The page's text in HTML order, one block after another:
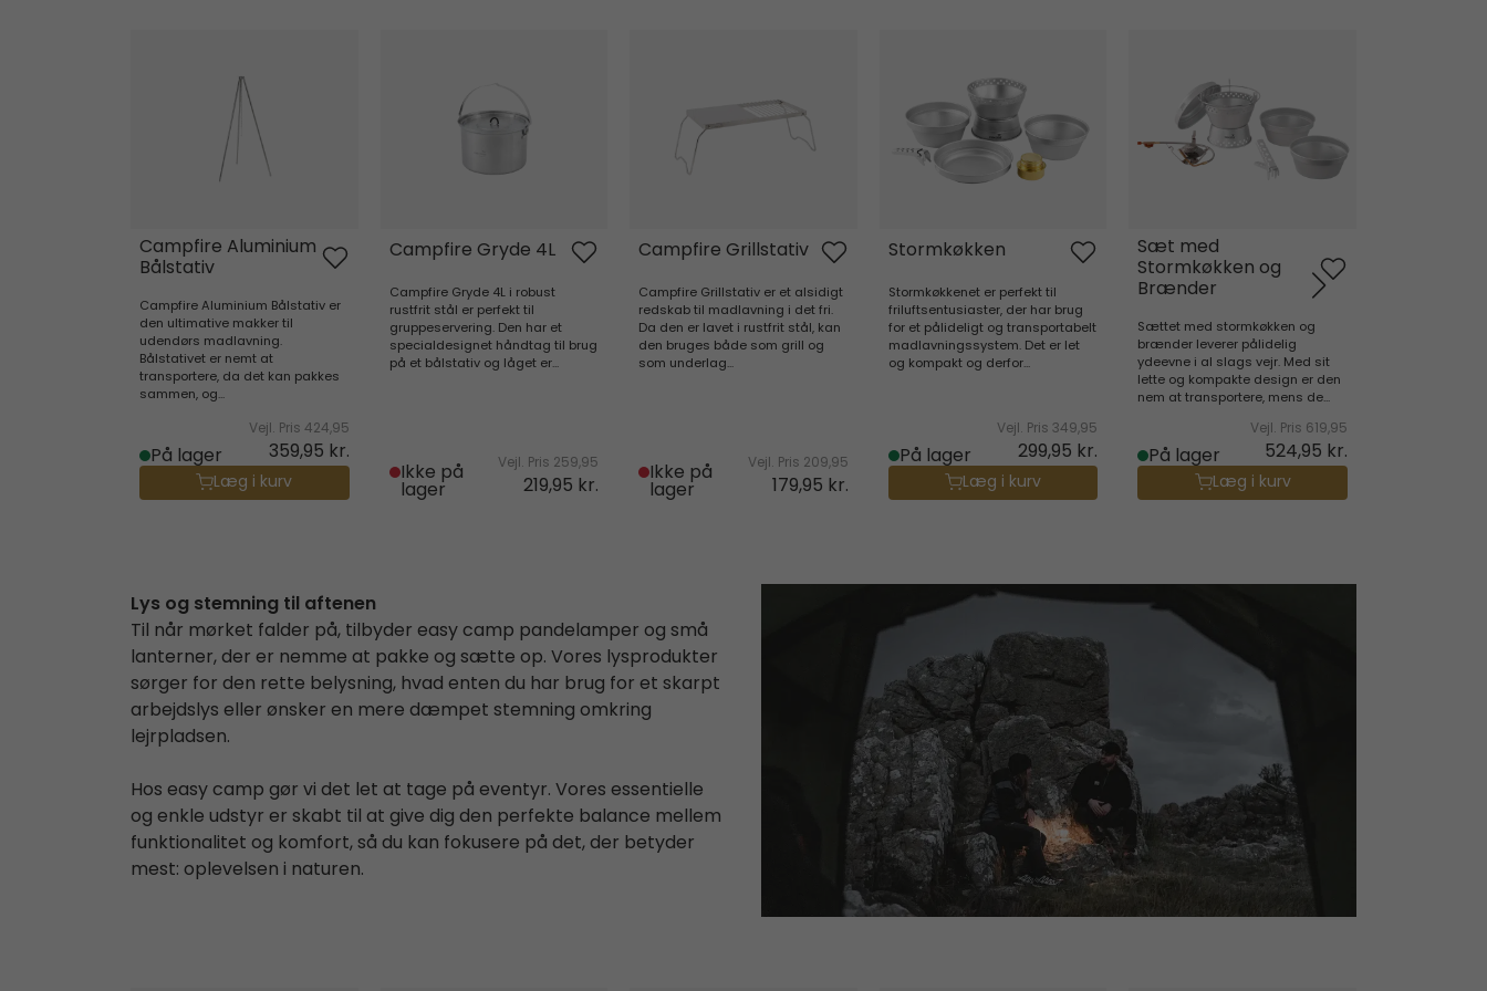
Campfire Aluminium
Bålstativ
Campfire Aluminium Bålstativ er
den ultimative makker til
udendørs madlavning.
Bålstativet er nemt at
transportere, da det kan pakkes
sammen, og...
På lager
Vejl. Pris 424,95
359,95 kr.
Læg i kurv
Campfire Gryde 4L
Campfire Gryde 4L i robust
rustfrit stål er perfekt til
gruppeservering. Den har et
specialdesignet håndtag til brug
på et bålstativ og låget er...
Ikke på
lager
Vejl. Pris 259,95
219,95 kr.
Campfire Grillstativ
Campfire Grillstativ er et alsidigt
redskab til madlavning i det fri.
Da den er lavet i rustfrit stål, kan
den bruges både som grill og
som underlag...
Ikke på
lager
Vejl. Pris 209,95
179,95 kr.
Stormkøkken
Stormkøkkenet er perfekt til
friluftsentusiaster, der har brug
for et pålideligt og transportabelt
madlavningssystem. Det er let
og kompakt og derfor...
På lager
Vejl. Pris 349,95
299,95 kr.
Læg i kurv
Sæt med
Stormkøkken og
Brænder
Sættet med stormkøkken og
brænder leverer pålidelig
ydeevne i al slags vejr. Med sit
lette og kompakte design er den
nem at transportere, mens de...
På lager
Vejl. Pris 619,95
524,95 kr.
Læg i kurv
Lys og stemning til aftenen
Til når mørket falder på, tilbyder easy camp pandelamper og små
lanterner, der er nemme at pakke og sætte op. Vores lysprodukter
sørger for den rette belysning, hvad enten du har brug for et skarpt
arbejdslys eller ønsker en mere dæmpet stemning omkring
lejrpladsen.
Hos easy camp gør vi det let at tage på eventyr. Vores essentielle
og enkle udstyr er skabt til at give dig den perfekte balance mellem
funktionalitet og komfort, så du kan fokusere på det, der betyder
mest: oplevelsen i naturen.